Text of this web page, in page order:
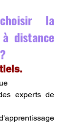
la
distance
experts de